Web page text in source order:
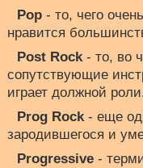
Pop - то, чего
нравится
Post Rock- то, во
сопутствующие
играет должной
Prog Rock- еще
зародившегося и
Progressive -